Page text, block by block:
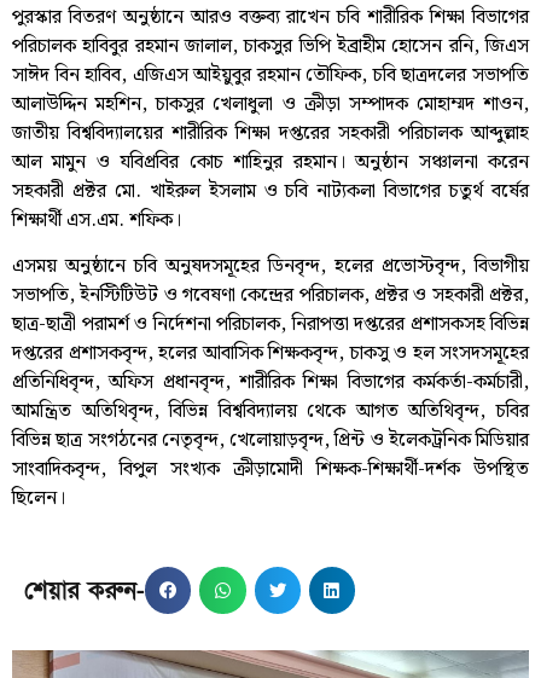
পুরস্কার বিতরণ অনুষ্ঠানে আরও বক্তব্য রাখেন চবি শারীরিক শিক্ষা বিভাগের
পরিচালক হাবিবুর রহমান জালাল, চাকসুর ভিপি ইব্রাহীম হোসেন রনি, জিএস
সাঈদ বিন হাবিব, এজিএস আইয়ুবুর রহমান তৌফিক, চবি ছাত্রদলের সভাপতি
আলাউদ্দিন মহশিন, চাকসুর খেলাধুলা ও ক্রীড়া সম্পাদক মোহাম্মদ শাওন,
জাতীয় বিশ্ববিদ্যালয়ের শারীরিক শিক্ষা দপ্তরের সহকারী পরিচালক আব্দুল্লাহ
আল মামুন ও যবিপ্রবির কোচ শাহিনুর রহমান। অনুষ্ঠান সঞ্চালনা করেন
সহকারী প্রক্টর মো. খাইরুল ইসলাম ও চবি নাট্যকলা বিভাগের চতুর্থ বর্ষের
শিক্ষার্থী এস.এম. শফিক।
এসময় অনুষ্ঠানে চবি অনুষদসমূহের ডিনবৃন্দ, হলের প্রভোস্টবৃন্দ, বিভাগীয়
সভাপতি, ইনস্টিটিউট ও গবেষণা কেন্দ্রের পরিচালক, প্রক্টর ও সহকারী প্রক্টর,
ছাত্র-ছাত্রী পরামর্শ ও নির্দেশনা পরিচালক, নিরাপত্তা দপ্তরের প্রশাসকসহ বিভিন্ন
দপ্তরের প্রশাসকবৃন্দ, হলের আবাসিক শিক্ষকবৃন্দ, চাকসু ও হল সংসদসমূহের
প্রতিনিধিবৃন্দ, অফিস প্রধানবৃন্দ, শারীরিক শিক্ষা বিভাগের কর্মকর্তা-কর্মচারী,
আমন্ত্রিত অতিথিবৃন্দ, বিভিন্ন বিশ্ববিদ্যালয় থেকে আগত অতিথিবৃন্দ, চবির
বিভিন্ন ছাত্র সংগঠনের নেতৃবৃন্দ, খেলোয়াড়বৃন্দ, প্রিন্ট ও ইলেকট্রনিক মিডিয়ার
সাংবাদিকবৃন্দ, বিপুল সংখ্যক ক্রীড়ামোদী শিক্ষক-শিক্ষার্থী-দর্শক উপস্থিত
ছিলেন।
শেয়ার করুন-